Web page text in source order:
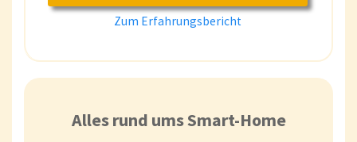
Zum Erfahrungsbericht
Alles rund ums Smart-Home